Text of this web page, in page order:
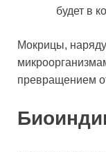
будет в
Мокрицы,
превращением